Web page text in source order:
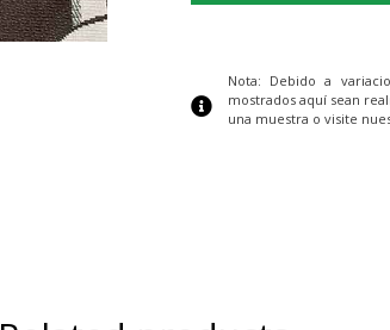
Nota: Debido a
mostrados aquí sean
una muestra o visite